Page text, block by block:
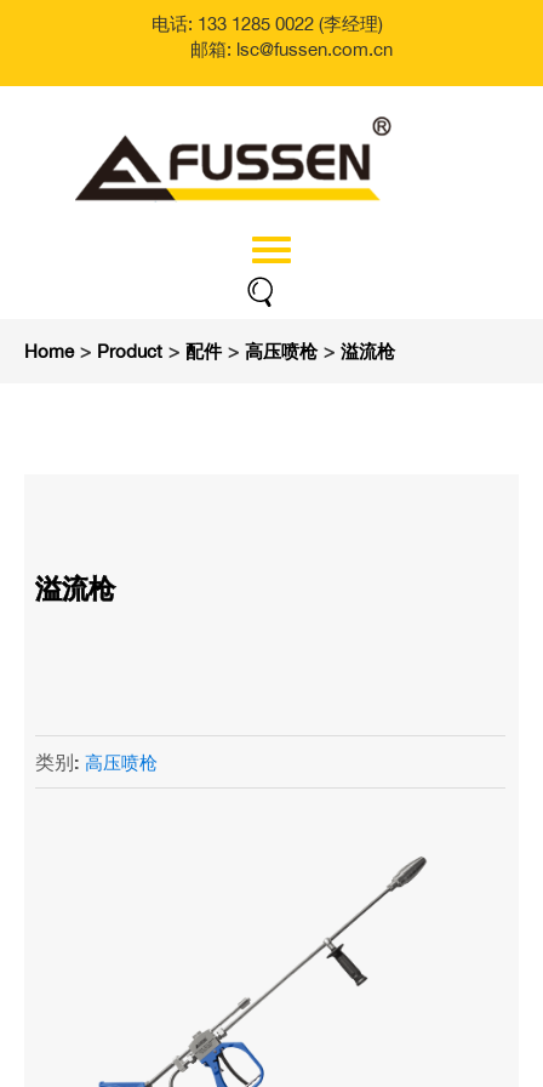
电话: 133 1285 0022 (李经理)
邮箱: lsc@fussen.com.cn
Home > Product > 配件 > 高压喷枪 > 溢流枪
溢流枪
类别: 高压喷枪